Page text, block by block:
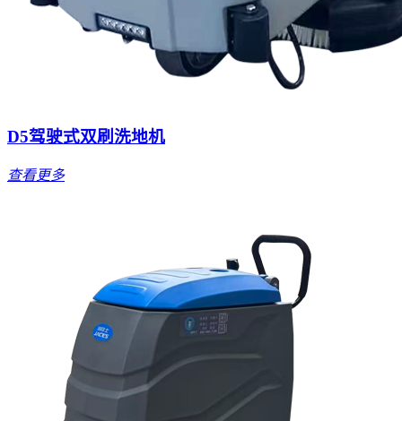
D5驾驶式双刷洗地机
查看更多